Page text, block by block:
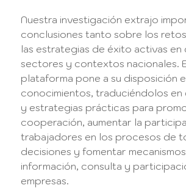
Nuestra investigación extrajo
conclusiones tanto sobre los
las estrategias de éxito activas en
sectores y contextos nacionales.
plataforma pone a su disposición
conocimientos, traduciéndolos en
y estrategias prácticas para
cooperación, aumentar la
trabajadores en los procesos de
decisiones y fomentar
información, consulta y
empresas.